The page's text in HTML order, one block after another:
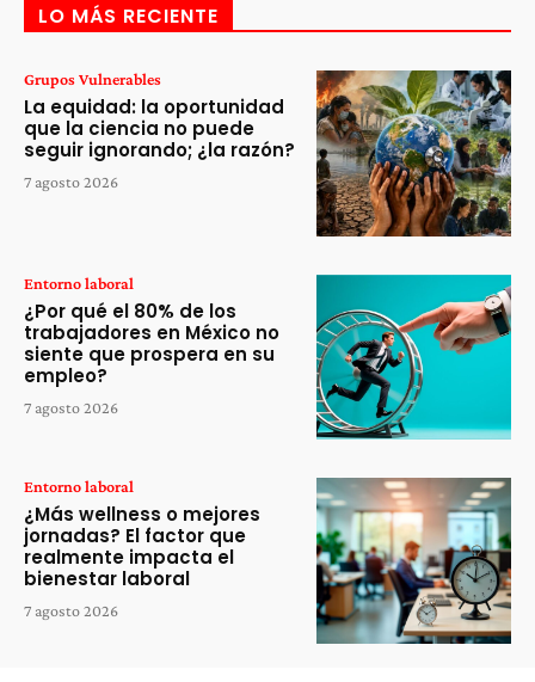
LO MÁS RECIENTE
Grupos Vulnerables
La equidad: la oportunidad
que la ciencia no puede
seguir ignorando; ¿la razón?
7 agosto 2026
Entorno laboral
¿Por qué el 80% de los
trabajadores en México no
siente que prospera en su
empleo?
7 agosto 2026
Entorno laboral
¿Más wellness o mejores
jornadas? El factor que
realmente impacta el
bienestar laboral
7 agosto 2026